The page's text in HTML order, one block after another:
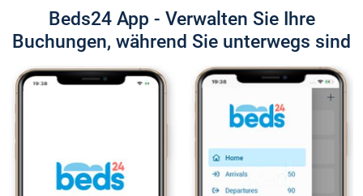
Beds24 App - Verwalten Sie Ihre
Buchungen, während Sie unterwegs sind